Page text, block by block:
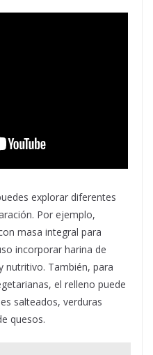
explorar diferentes
Por ejemplo,
masa integral para
incorporar harina de
nutritivo. También, para
el relleno puede
salteados, verduras
quesos.